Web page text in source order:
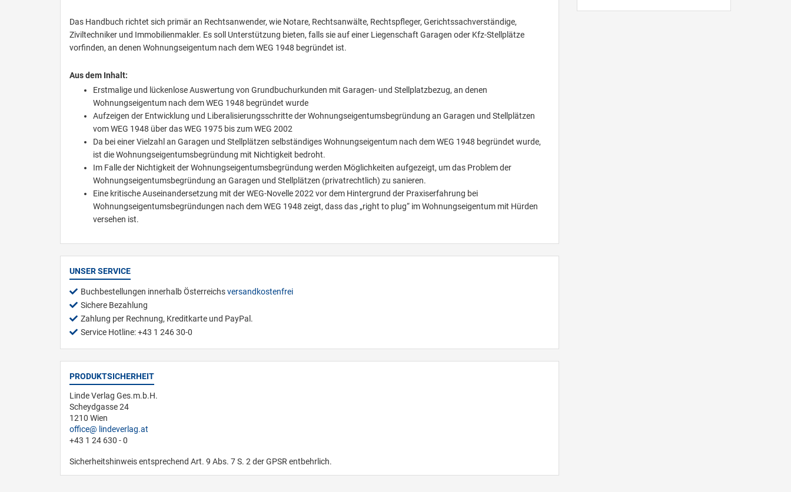
Das Handbuch richtet sich primär an Rechtsanwender, wie Notare, Rechtsanwälte, Rechtspfleger, Gerichtssachverständige,
Ziviltechniker und Immobilienmakler. Es soll Unterstützung bieten, falls sie auf einer Liegenschaft Garagen oder Kfz-Stellplätze
vorfinden, an denen Wohnungseigentum nach dem WEG 1948 begründet ist.
Aus dem Inhalt:
Erstmalige und lückenlose Auswertung von Grundbuchurkunden mit Garagen- und Stellplatzbezug, an denen
Wohnungseigentum nach dem WEG 1948 begründet wurde
Aufzeigen der Entwicklung und Liberalisierungsschritte der Wohnungseigentumsbegründung an Garagen und Stellplätzen
vom WEG 1948 über das WEG 1975 bis zum WEG 2002
Da bei einer Vielzahl an Garagen und Stellplätzen selbständiges Wohnungseigentum nach dem WEG 1948 begründet wurde,
ist die Wohnungseigentumsbegründung mit Nichtigkeit bedroht.
Im Falle der Nichtigkeit der Wohnungseigentumsbegründung werden Möglichkeiten aufgezeigt, um das Problem der
Wohnungseigentumsbegründung an Garagen und Stellplätzen (privatrechtlich) zu sanieren.
Eine kritische Auseinandersetzung mit der WEG-Novelle 2022 vor dem Hintergrund der Praxiserfahrung bei
Wohnungseigentumsbegründungen nach dem WEG 1948 zeigt, dass das „right to plug“ im Wohnungseigentum mit Hürden
versehen ist.
UNSER SERVICE
Buchbestellungen innerhalb Österreichsversandkostenfrei
Sichere Bezahlung
Zahlung per Rechnung, Kreditkarte und PayPal.
Service Hotline: +43 1 246 30-0
PRODUKTSICHERHEIT
Linde Verlag Ges.m.b.H.
Scheydgasse 24
1210 Wien
office
lindeverlag.at
+43 1 24 630 - 0
Sicherheitshinweis entsprechend Art. 9 Abs. 7 S. 2 der GPSR entbehrlich.